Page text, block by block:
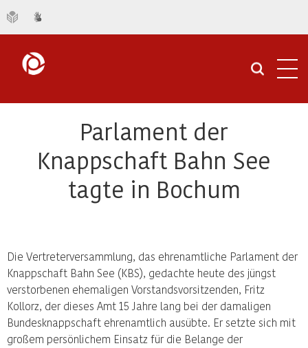
Parlament der
Knappschaft Bahn See
tagte in Bochum
Die Vertreterversammlung, das ehrenamtliche Parlament der
Knappschaft Bahn See (KBS), gedachte heute des jüngst
verstorbenen ehemaligen Vorstandsvorsitzenden, Fritz
Kollorz, der dieses Amt 15 Jahre lang bei der damaligen
Bundesknappschaft ehrenamtlich ausübte. Er setzte sich mit
großem persönlichem Einsatz für die Belange der